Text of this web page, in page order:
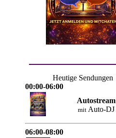
Heutige Sendungen
00:00-06:00
Autostream
mitAuto-DJ
06:00-08:00